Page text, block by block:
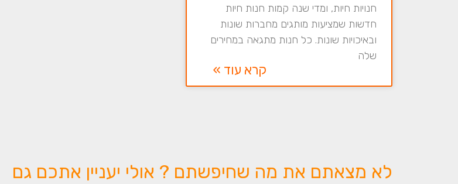
חנויות חיות, ומדי שנה קמות חנות חיות
חדשות שמציעות מותגים מחברות שונות
ובאיכויות שונות. כל חנות מתגאה במחירים
שלה
קרא עוד »
לא מצאתם את מה שחיפשתם ? אולי יעניין אתכם גם